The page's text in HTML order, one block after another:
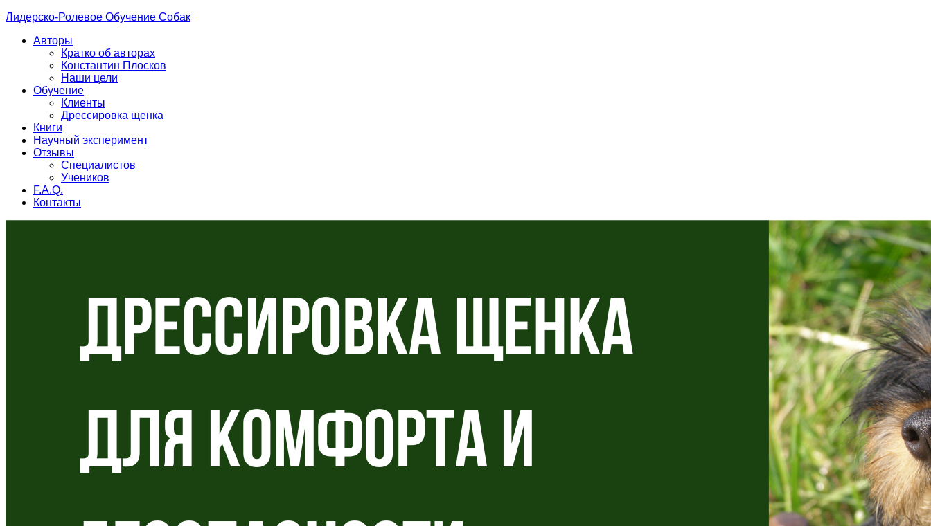
Лидерско-Ролевое Обучение Собак
Авторы
Кратко об авторах
Константин Плосков
Наши цели
Обучение
Клиенты
Дрессировка щенка
Книги
Научный эксперимент
Отзывы
Специалистов
Учеников
F.A.Q.
Контакты